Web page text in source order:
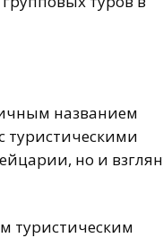
названием
туристическими
но и
туристическим